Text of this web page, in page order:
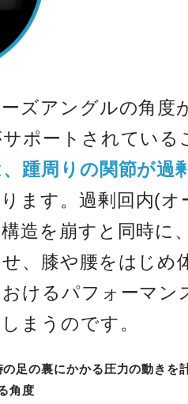
ズアングルの角度
ポートされている
踵周りの関節が過
ます。過剰回内(
造を崩すと同時に
、膝や腰をはじめ
けるパフォーマ
まうのです。
足の裏にかかる圧力の動きを
角度